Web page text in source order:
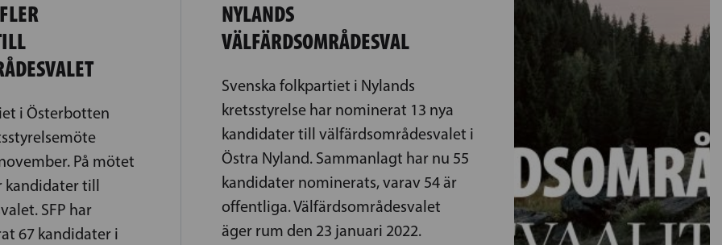
i Österbotten
På mötet
till
SFP har
67 kandidater i
NYLANDS
VÄLFÄRDSOMRÅDESVAL
Svenska folkpartiet i Nylands
kretsstyrelse har nominerat 13 nya
kandidater till välfärdsområdesvalet i
Östra Nyland. Sammanlagt har nu 55
kandidater nominerats, varav 54 är
offentliga. Välfärdsområdesvalet
äger rum den 23 januari 2022.